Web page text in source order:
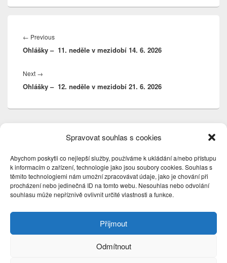
Spravovat souhlas s cookies
Abychom poskytli co nejlepší služby, používáme k ukládání a/nebo přístupu
k informacím o zařízení, technologie jako jsou soubory cookies. Souhlas s
těmito technologiemi nám umožní zpracovávat údaje, jako je chování při
procházení nebo jedinečná ID na tomto webu. Nesouhlas nebo odvolání
souhlasu může nepříznivě ovlivnit určité vlastnosti a funkce.
Přijmout
Odmítnout
pro
příspěvek
← PreviousPrevious
post:
Ohlášky – 11. neděle v mezidobí 14. 6. 2026
Next →
post:
Ohlášky – 12. neděle v mezidobí 21. 6. 2026
Area
Nejnovější příspěvky
Ohlášky – 18. neděle v mezidobí 2. 8. 2026
Rozpis lektorů na červenec – srpen 2026
Ohlášky – svátek sv. Cyrila a Metoděje 5. 7. 2026